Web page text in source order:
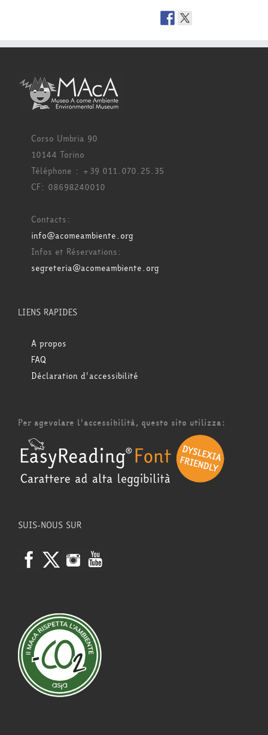
Corso Umbria 90
10144 Torino
Téléphone : +39 011.070.25.35
CF: 08698240010
Contacts:
info@acomeambiente.org
Infos et Réservations:
segreteria@acomeambiente.org
LIENS RAPIDES
A propos
FAQ
Déclaration d'accessibilité
Per agevolare l'accessibilità, questo sito utilizza:
SUIS-NOUS SUR